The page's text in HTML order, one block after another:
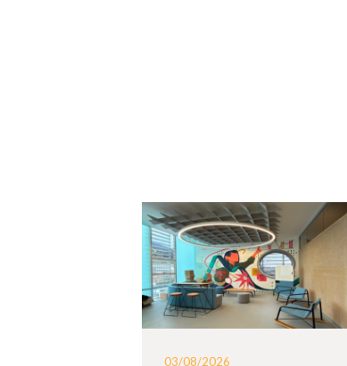
03/08/2026